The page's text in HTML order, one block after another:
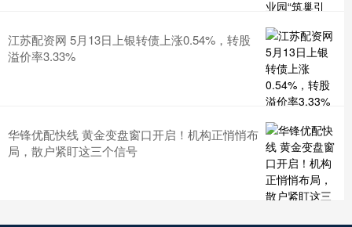
江苏配资网 5月13日上银转债上涨0.54%，转股
溢价率3.33%
华锋优配快线 黄金变盘窗口开启！机构正悄悄布
局，散户紧盯这三个信号